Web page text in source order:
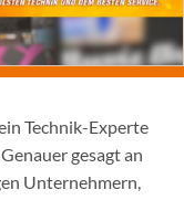
Technik-Experte
gesagt an
Unternehmern,